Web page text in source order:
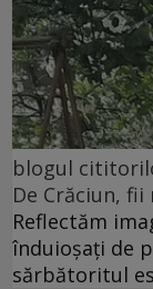
blogul
De Crăciun, fii
Reflectăm
înduioșați de
sărbătoritul